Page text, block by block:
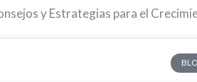
y Estrategias para el